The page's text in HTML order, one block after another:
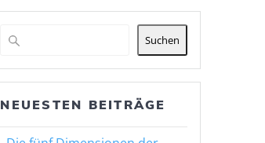
Suchen
NEUESTEN BEITRÄGE